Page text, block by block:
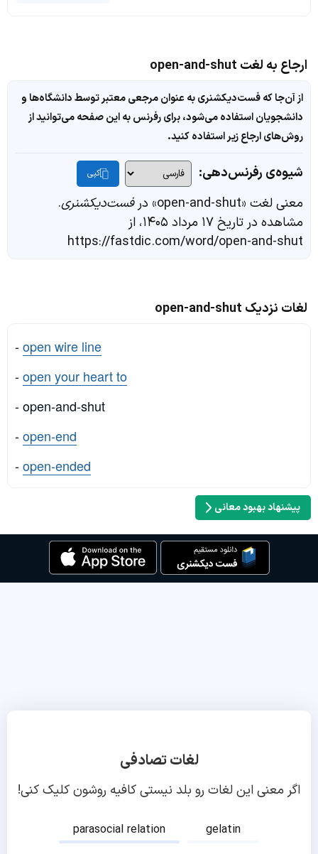
ارجاع به لغت open-and-shut
از آن‌جا که فست‌دیکشنری به عنوان مرجعی معتبر توسط دانشگاه‌ها و
دانشجویان استفاده می‌شود، برای رفرنس به این صفحه می‌توانید از
روش‌های ارجاع زیر استفاده کنید.
شیوه‌ی رفرنس‌دهی: کپی
معنی لغت «open-and-shut» در فست‌دیکشنری.
مشاهده در تاریخ ۱۷ مرداد ۱۴۰۵، از
https://fastdic.com/word/open-and-shut
لغات نزدیک open-and-shut
-open wire line
-open your heart to
- open-and-shut
-open-end
-open-ended
پیشنهاد بهبود معانی
لغات تصادفی
اگر معنی این لغات رو بلد نیستی کافیه روشون کلیک کنی!
parasocial relation
gelatin